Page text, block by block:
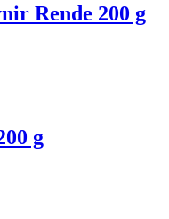
Rende 200 g
g